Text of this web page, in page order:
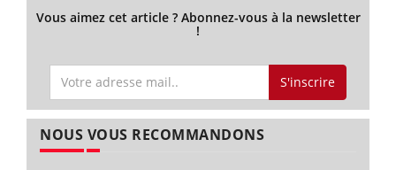
Vous aimez cet article ? Abonnez-vous à la newsletter
!
S'inscrire
NOUS VOUS RECOMMANDONS